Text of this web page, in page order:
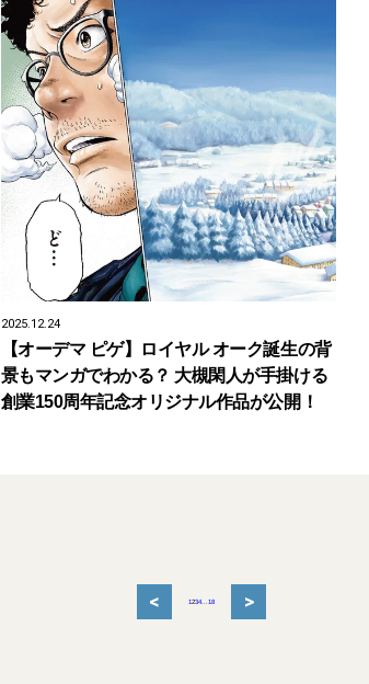
2025.12.24
【オーデマ ピゲ】ロイヤル オーク誕生の背
景もマンガでわかる？ 大槻閑人が手掛ける
創業150周年記念オリジナル作品が公開！
< 1234 18 >